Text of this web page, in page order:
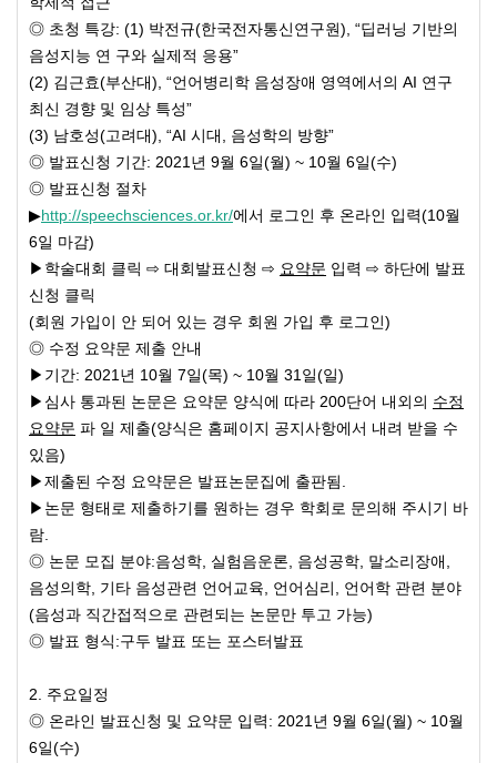
◎ 초청 특강: (1) 박전규(한국전자통신연구원), “딥러닝 기반의
음성지능 연 구와 실제적 응용”
(2) 김근효(부산대), “언어병리학 음성장애 영역에서의 AI 연구
최신 경향 및 임상 특성”
(3) 남호성(고려대), “AI 시대, 음성학의 방향”
◎ 발표신청 기간: 2021년 9월 6일(월) ~ 10월 6일(수)
◎ 발표신청 절차
▶http://speechsciences.or.kr/에서 로그인 후 온라인 입력(10월
6일 마감)
▶학술대회 클릭 ⇨ 대회발표신청 ⇨ 요약문 입력 ⇨ 하단에 발표
신청 클릭
(회원 가입이 안 되어 있는 경우 회원 가입 후 로그인)
◎ 수정 요약문 제출 안내
▶기간: 2021년 10월 7일(목) ~ 10월 31일(일)
▶심사 통과된 논문은 요약문 양식에 따라 200단어 내외의 수정
요약문 파 일 제출(양식은 홈페이지 공지사항에서 내려 받을 수
있음)
▶제출된 수정 요약문은 발표논문집에 출판됨.
▶논문 형태로 제출하기를 원하는 경우 학회로 문의해 주시기 바
람.
◎ 논문 모집 분야:음성학, 실험음운론, 음성공학, 말소리장애,
음성의학, 기타 음성관련 언어교육, 언어심리, 언어학 관련 분야
(음성과 직간접적으로 관련되는 논문만 투고 가능)
◎ 발표 형식:구두 발표 또는 포스터발표
2. 주요일정
◎ 온라인 발표신청 및 요약문 입력: 2021년 9월 6일(월) ~ 10월
6일(수)